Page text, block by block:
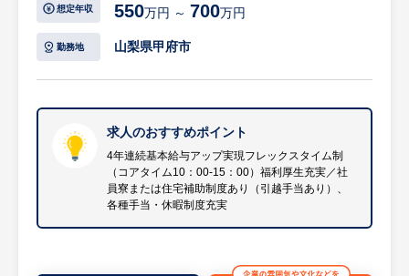
バックオフィス・グループシステム
※配属部門・PJTは適性・能力・本人希望を
【具体的には…】
・同社の事業を支える、基幹系・業務系シス
テムの運用・保守・開発業務を担当していた
だきます。
・工場スマート化や店舗DX推進や基幹シス
※開発業務においては、実装は外部ベンダー
想定年収 550万円 ～ 700万円
勤務地 山梨県甲府市
求人のおすすめポイント
4年連続基本給与アップ実現フレックスタイム制
（コアタイム10：00-15：00）福利厚生充実／社
員寮または住宅補助制度あり（引越手当あり）、
各種手当・休暇制度充実